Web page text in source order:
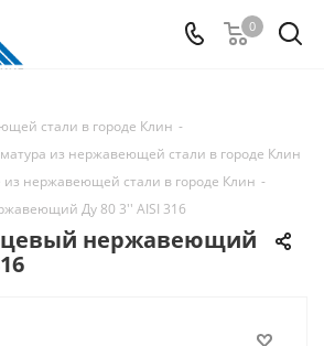
0
стали в городе Клин -
из нержавеющей стали в городе Клин
нержавеющей стали в городе Клин -
Ду 80 3'' AISI 316
нержавеющий